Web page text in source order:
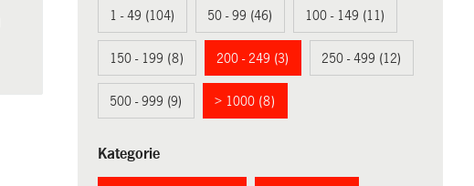
1 - 49 (104) 50 - 99 (46) 100 - 149 (11)
150 - 199 (8) 200 - 249 (3) 250 - 499 (12)
500 - 999 (9) > 1000 (8)
Kategorie